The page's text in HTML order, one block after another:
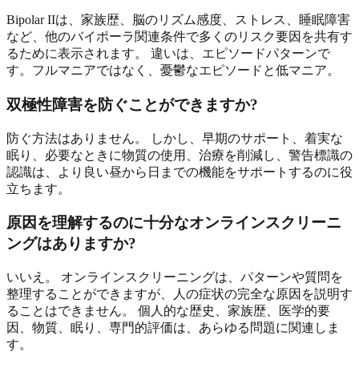
Bipolar IIは、家族歴、脳のリズム感度、ストレス、睡眠障害
など、他のバイポーラ関連条件で多くのリスク要因を共有す
るために表示されます。 違いは、エピソードパターンで
す。フルマニアではなく、憂鬱なエピソードと低マニア。
双極性障害を防ぐことができますか?
防ぐ方法はありません。 しかし、早期のサポート、着実な
眠り、必要なときに物質の使用、治療を削減し、警告標識の
認識は、より良い昼から日までの機能をサポートするのに役
立ちます。
原因を理解するのに十分なオンラインスクリーニ
ングはありますか?
いいえ。 オンラインスクリーニングは、パターンや質問を
整理することができますが、人の症状の完全な原因を説明す
ることはできません。 個人的な歴史、家族歴、医学的要
因、物質、眠り、専門的評価は、あらゆる問題に関連しま
す。